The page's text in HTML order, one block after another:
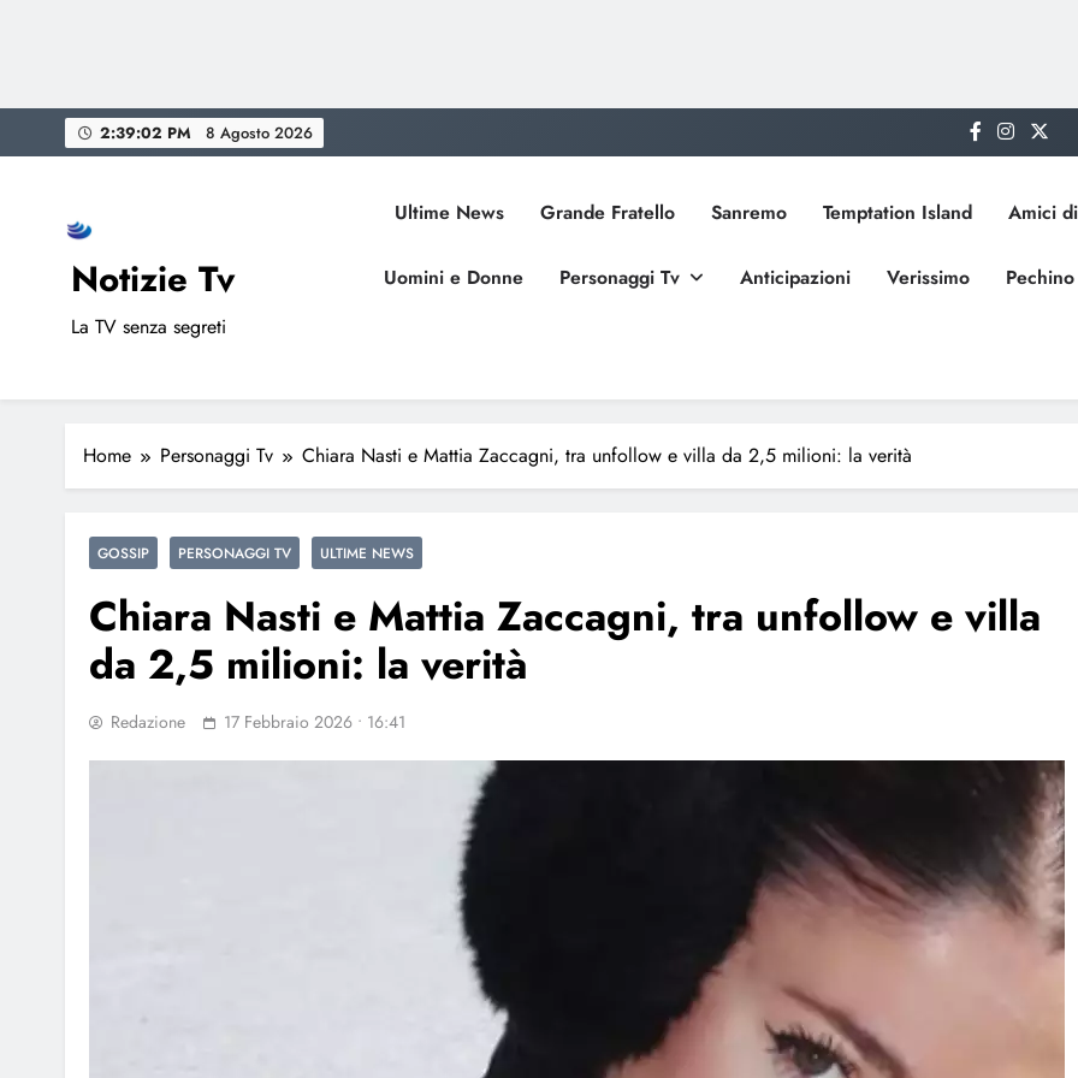
to
2:39:03 PM 8 Agosto 2026
Notizie Tv
La TV senza segreti
Ultime News Grande Fratello Sanremo Temptation Island Amici
Uomini e Donne Personaggi Tv Anticipazioni Verissimo
Home Personaggi Tv Chiara Nasti e Mattia Zaccagni, tra unfollow e villa da 2,5 milioni: la verità
GOSSIP PERSONAGGI TV ULTIME NEWS
Chiara Nasti e Mattia Zaccagni, tra unfollow e villa
da 2,5 milioni: la verità
Redazione 17 Febbraio 2026 • 16:41